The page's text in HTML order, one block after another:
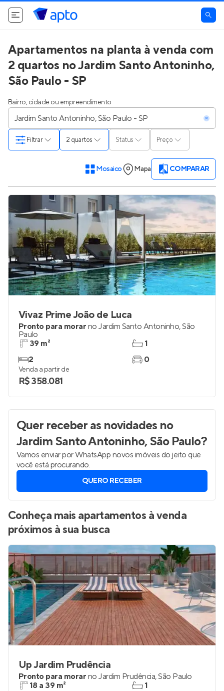
Apartamentos na planta à venda com
2 quartos no Jardim Santo Antoninho,
São Paulo - SP
Bairro, cidade ou empreendimento
2 quartos Status Preço
Filtrar
Mosaico Mapa COMPARAR
Vivaz Prime João de Luca
Pronto para morar no Jardim Santo Antoninho,São
Paulo
39 m²
2
1
0
Venda a partir de
R$ 358.081
Quer receber as novidades no
Jardim Santo Antoninho, São Paulo?
Vamos enviar por WhatsApp novos imóveis do jeito que
você está procurando.
QUERO RECEBER
Conheça mais apartamentos à venda
próximos à sua busca
Up Jardim Prudência
Pronto para morar no Jardim Prudência,São Paulo
18 a 39 m²
1